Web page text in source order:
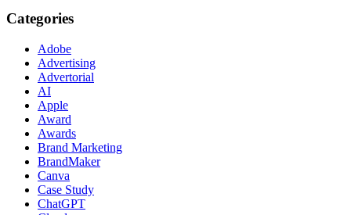
Categories
Adobe
Advertising
Advertorial
AI
Apple
Award
Awards
Brand Marketing
BrandMaker
Canva
Case Study
ChatGPT